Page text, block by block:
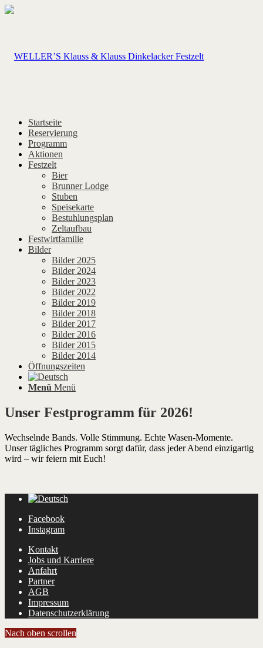
Startseite
Reservierung
Programm
Aktionen
Festzelt
Bier
Brunner Lodge
Stuben
Speisekarte
Bestuhlungsplan
Zeltaufbau
Festwirtfamilie
Bilder
Bilder 2025
Bilder 2024
Bilder 2023
Bilder 2022
Bilder 2019
Bilder 2018
Bilder 2017
Bilder 2016
Bilder 2015
Bilder 2014
Öffnungszeiten
Menü Menü
Unser Festprogramm für 2026!
Wechselnde Bands. Volle Stimmung. Echte Wasen-Momente.
Unser tägliches Programm sorgt dafür, dass jeder Abend einzigartig
wird – wir feiern mit Euch!
Facebook
Instagram
Kontakt
Jobs und Karriere
Anfahrt
Partner
AGB
Impressum
Datenschutzerklärung
Nach oben scrollen